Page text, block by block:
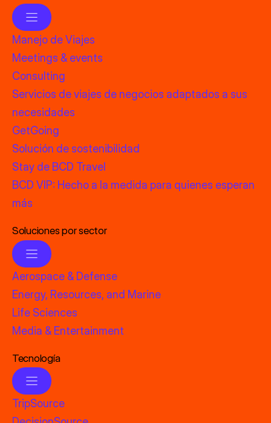
Manejo de Viajes
Meetings & events
Consulting
Servicios de viajes de negocios adaptados a sus
necesidades
GetGoing
Solución de sostenibilidad
Stay de BCD Travel
BCD VIP: Hecho a la medida para quienes esperan
más
Soluciones por sector
Aerospace & Defense
Energy, Resources, and Marine
Life Sciences
Media & Entertainment
Tecnología
TripSource